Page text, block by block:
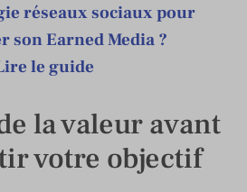
réseaux sociaux pour
son Earned Media ?
le guide
la valeur avant
votre objectif